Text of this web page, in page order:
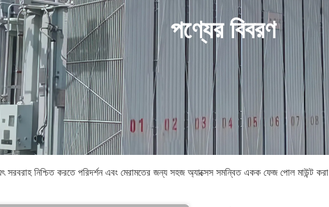
পণ্যের বিবরণ
সরবরাহ নিশ্চিত করতে পরিদর্শন এবং মেরামতের জন্য সহজ অ্যাক্সেস সমন্বিত একক ফেজ পোল মাউন্ট করা